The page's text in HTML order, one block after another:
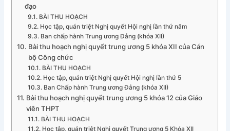
đạo
BÀI THU HOẠCH
Học tập, quán triệt Nghị quyết Hội nghị lần thứ năm
Ban chấp hành Trung ương Đảng (khóa XII)
Bài thu hoạch nghị quyết trung ương 5 khóa XII của Cán
bộ Công chức
BÀI THU HOẠCH
Học tập, quán triệt Nghị quyết Hội nghị lần thứ 5
Ban Chấp hành Trung ương Đảng (khóa XII)
Bài thu hoạch nghị quyết trung ương 5 khóa 12 của Giáo
viên THPT
BÀI THU HOẠCH
Học tập, quán triệt Nghị quyết Trung ương 5 Khóa XII